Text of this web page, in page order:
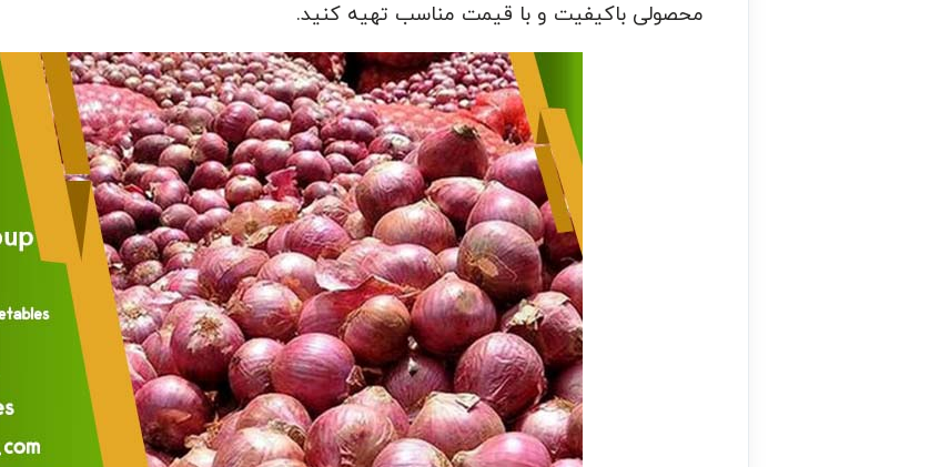
محصولی باکیفیت و با قیمت مناسب تهیه کنید.